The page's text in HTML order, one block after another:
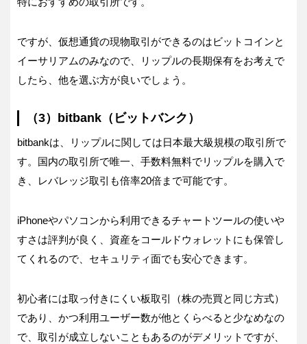
ですが、仮想通貨の現物取引ができるのはビットコインと
イーサリアムのみなので、リップルの長期保有をお考えで
したら、他を選ぶ方が良いでしょう。
（3）bitbank（ビットバンク）
bitbankは、リップルに関しては日本最大級規模の取引所で
す。国内の取引所で唯一、手数料無料でリップルを購入で
き、レバレッジ取引も倍率20倍まで可能です。
iPhoneやパソコンから利用できるチャートツールの使いや
すさは評判が良く、資産をコールドウォレットにも保管し
てくれるので、セキュリティ面でも安心できます。
初心者には取っ付きにくい板取引（株の売買と同じ方式）
であり、かつ利用ユーザー数が他とくらべると少なめなの
で、取引が成立しないこともあるのがデメリットですが、